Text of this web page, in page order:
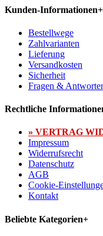
Kunden-Informationen+
Bestellwege
Zahlvarianten
Lieferung
Versandkosten
Sicherheit
Fragen &
Rechtliche
» VERTRAG
Impressum
Widerrufsrecht
Datenschutz
AGB
Cookie-
Kontakt
Beliebte Kategorien+